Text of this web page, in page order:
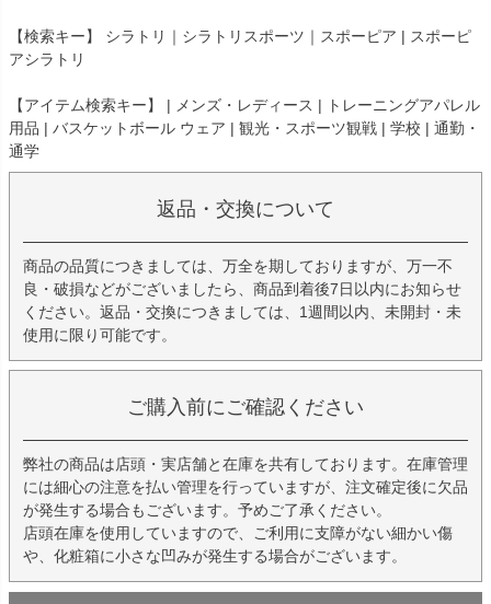
【検索キー】 シラトリ｜シラトリスポーツ｜スポーピア | スポーピ
アシラトリ
【アイテム検索キー】 | メンズ・レディース | トレーニングアパレル
用品 | バスケットボール ウェア | 観光・スポーツ観戦 | 学校 | 通勤・
通学
返品・交換について
商品の品質につきましては、万全を期しておりますが、万一不
良・破損などがございましたら、商品到着後7日以内にお知らせ
ください。返品・交換につきましては、1週間以内、未開封・未
使用に限り可能です。
ご購入前にご確認ください
弊社の商品は店頭・実店舗と在庫を共有しております。在庫管理
には細心の注意を払い管理を行っていますが、注文確定後に欠品
が発生する場合もございます。予めご了承ください。
店頭在庫を使用していますので、ご利用に支障がない細かい傷
や、化粧箱に小さな凹みが発生する場合がございます。